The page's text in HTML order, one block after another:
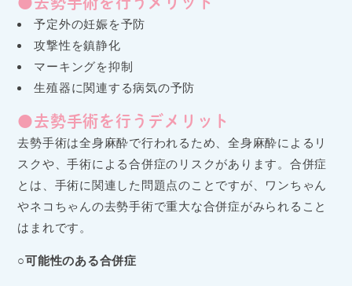
予定外の妊娠を予防
攻撃性を鎮静化
マーキングを抑制
生殖器に関連する病気の予防
●去勢手術を行うデメリット
去勢手術は全身麻酔で行われるため、全身麻酔によるリ
スクや、手術による合併症のリスクがあります。合併症
とは、手術に関連した問題点のことですが、ワンちゃん
やネコちゃんの去勢手術で重大な合併症がみられること
はまれです。
○可能性のある合併症